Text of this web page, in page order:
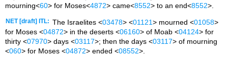
mourning<60> for Moses<4872> came<8552> to an end<8552>.
NET [draft] ITL: The Israelites <03478> <01121> mourned <01058>
for Moses <04872> in the deserts <06160> of Moab <04124> for
thirty <07970> days <03117>; then the days <03117> of mourning
<060> for Moses <04872> ended <08552>.